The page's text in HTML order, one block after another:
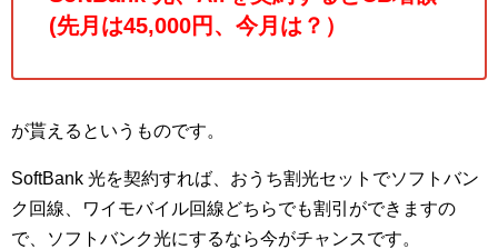
(先月は45,000円、今月は？）
が貰えるというものです。
SoftBank 光を契約すれば、おうち割光セットでソフトバン
ク回線、ワイモバイル回線どちらでも割引ができますの
で、ソフトバンク光にするなら今がチャンスです。